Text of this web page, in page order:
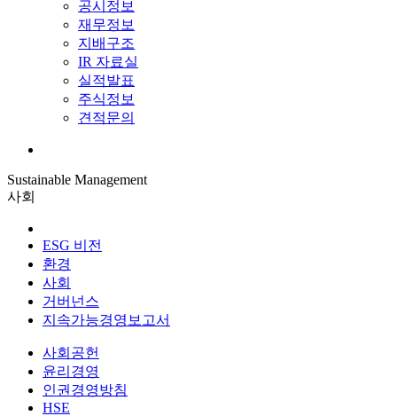
공시정보
재무정보
지배구조
IR 자료실
실적발표
주식정보
견적문의
Sustainable Management
사회
ESG 비전
환경
사회
거버넌스
지속가능경영보고서
사회공헌
윤리경영
인권경영방침
HSE